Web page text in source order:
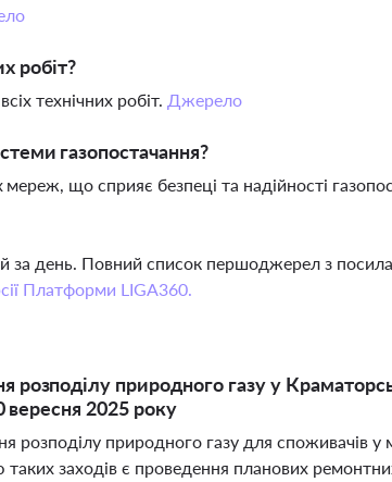
робіт?
технічних робіт. Джерело
газопостачання?
що сприяє безпеці та надійності
за день. Повний список першоджерел з
Платформи LIGA360.
природного газу у
вересня 2025 року
природного газу для споживачів у
заходів є проведення планових